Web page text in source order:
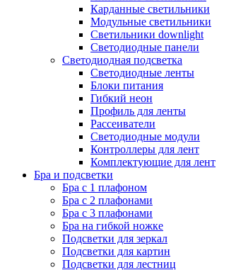
Карданные светильники
Модульные светильники
Светильники downlight
Светодиодные панели
Светодиодная подсветка
Светодиодные ленты
Блоки питания
Гибкий неон
Профиль для ленты
Рассеиватели
Светодиодные модули
Контроллеры для лент
Комплектующие для лент
Бра и подсветки
Бра с 1 плафоном
Бра с 2 плафонами
Бра с 3 плафонами
Бра на гибкой ножке
Подсветки для зеркал
Подсветки для картин
Подсветки для лестниц